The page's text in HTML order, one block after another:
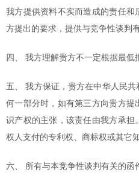
我方提供资料不实而造成的责任
方提出的要求，提供与竞争性谈判
四、 我方理解贵方不一定根据最低
五、
我方保证，贵方在中华人民
何一部分时，如有第三方向贵方提
识产权的主张，该责任由我方承
权人支付的专利权、商标权或其它
六、 所有与本竞争性谈判有关的函